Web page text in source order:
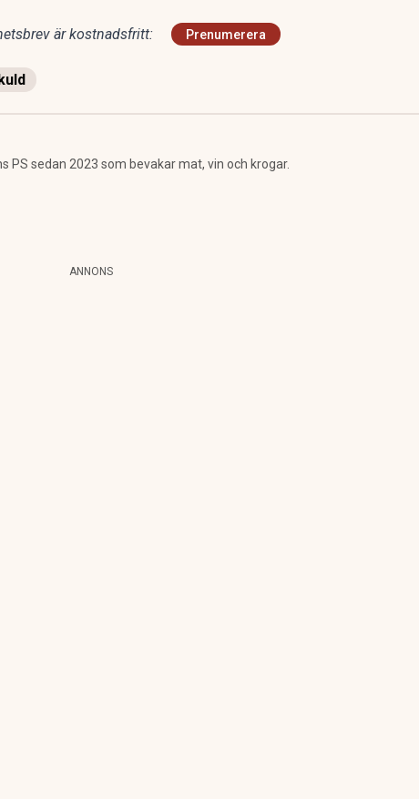
är kostnadsfritt: Prenumerera
PS sedan 2023 som bevakar mat, vin och krogar.
ANNONS